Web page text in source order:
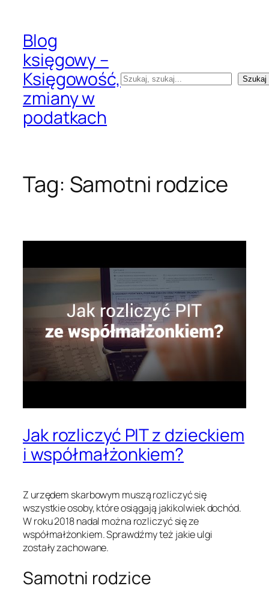
treściBlog
księgowy –
Księgowość,
zmiany w
podatkach
Szukaj Szukaj
Tag: Samotni rodzice
Jak rozliczyć PIT z dzieckiem
i współmałżonkiem?
Z urzędem skarbowym muszą rozliczyć się
wszystkie osoby, które osiągają jakikolwiek dochód.
W roku 2018 nadal można rozliczyć się ze
współmałżonkiem. Sprawdźmy też jakie ulgi
zostały zachowane.
Samotni rodzice